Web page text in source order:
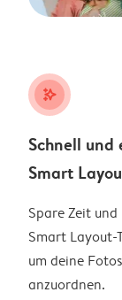
stars_plus
Schnell
Smart
Spare Zeit
Smart Layout-
um deine
anzuordnen.